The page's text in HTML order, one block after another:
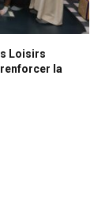
Loisirs
la